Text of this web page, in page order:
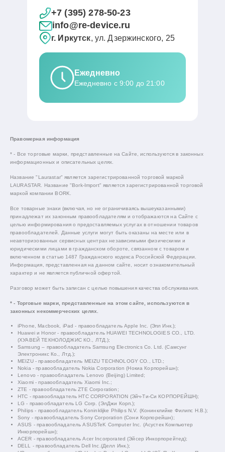
+7 (395) 278-50-23
info@re-device.ru
г. Иркутск, ул. Дзержинского, 25
Ежедневно
Ежедневно с 9:00 до 21:00
Правомерная информация
* - Все торговые марки, представленные на Сайте, используются в законных
информационных и описательных целях.
Название "Laurastar" является зарегистрированной торговой маркой
LAURASTAR. Название "Bork-Import" является зарегистрированной торговой
маркой компании BORK.
Все товарные знаки (включая, но не ограничиваясь вышеуказанными)
принадлежат их законным правообладателям и отображаются на Сайте с
целью информирования о предоставляемых услугах в отношении товаров
правообладателей. Данные услуги могут быть оказаны на месте или в
неавторизованных сервисных центрах независимыми физическими и
юридическими лицами в гражданском обороте, связанном с товаром и
включенном в статью 1487 Гражданского кодекса Российской Федерации.
Информация, представленная на данном сайте, носит ознакомительный
характер и не является публичной офертой.
Разговор может быть записан с целью повышения качества обслуживания.
* - Торговые марки, представленные на этом сайте, используются в
законных некоммерческих целях.
iPhone, Macbook, iPad - правообладатель Apple Inc. (Эпл Инк.);
Huawei и Honor - правообладатель HUAWEI TECHNOLOGIES CO., LTD.
(ХУАВЕЙ ТЕКНОЛОДЖИС КО., ЛТД.);
Samsung – правообладатель Samsung Electronics Co. Ltd. (Самсунг
Электроникс Ко., Лтд.);
MEIZU - правообладатель MEIZU TECHNOLOGY CO., LTD.;
Nokia - правообладатель Nokia Corporation (Нокиа Корпорейшн);
Lenovo - правообладатель Lenovo (Beijing) Limited;
Xiaomi - правообладатель Xiaomi Inc.;
ZTE - правообладатель ZTE Corporation;
HTC - правообладатель HTC CORPORATION (Эйч-Ти-Си КОРПОРЕЙШН);
LG - правообладатель LG Corp. (ЭлДжи Корп.);
Philips - правообладатель Koninklijke Philips N.V. (Конинклийке Филипс Н.В.);
Sony - правообладатель Sony Corporation (Сони Корпорейшн);
ASUS - правообладатель ASUSTeK Computer Inc. (Асустек Компьютер
Инкорпорейшн);
ACER - правообладатель Acer Incorporated (Эйсер Инкорпорейтед);
DELL - правообладатель Dell Inc.(Делл Инк.);